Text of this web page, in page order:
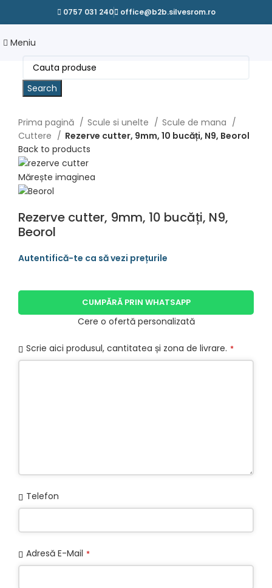
0757 031 240 office@b2b.silvesrom.ro
Meniu
Search
Prima pagină Scule si unelte
Scule de mana
Cuttere
Rezerve cutter, 9mm, 10 bucăți, N9, Beorol
Back to products
Mărește imaginea
Rezerve cutter, 9mm, 10 bucăți, N9,
Beorol
CUMPĂRĂ PRIN WHATSAPP
Cere o ofertă personalizată
Scrie aici produsul, cantitatea și zona de livrare. *
Telefon
Adresă E-Mail *